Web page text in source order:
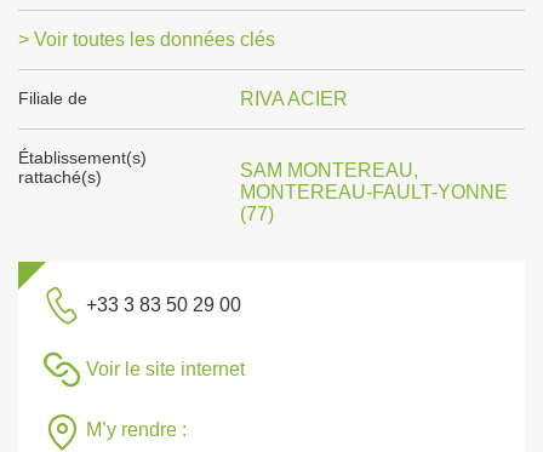
> Voir toutes les données clés
Filiale de RIVA ACIER
Établissement(s)
rattaché(s)
SAM MONTEREAU,
MONTEREAU-FAULT-YONNE
(77)
+33 3 83 50 29 00
Voir le site internet
M’y rendre :